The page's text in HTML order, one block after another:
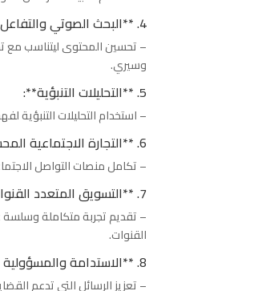
4. **البحث الصوتي والتفاعل الصوتي**:
– تحسين المحتوى ليتناسب مع
وسيري.
5. **التحليلات التنبؤية**:
– استخدام التحليلات التنبؤية
6. **التجارة الاجتماعية المحسنة**:
– تكامل منصات التواصل
7. **التسويق المتعدد القنوات (Omnichannel Marketing)**:
– تقديم تجربة متكاملة وسلسة
القنوات.
8. **الاستدامة والمسؤولية الاجتماعية**:
– تعزيز الرسائل التي تدعم